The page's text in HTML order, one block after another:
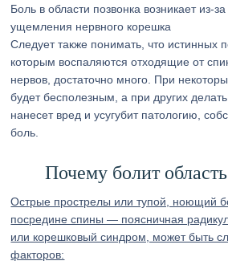
Боль в области позвонка возникает из-
ущемления нервного корешка
Следует также понимать, что истинных
которым воспаляются отходящие от
нервов, достаточно много. При
будет бесполезным, а при других
нанесет вред и усугубит патологию,
боль.
Почему болит
Острые прострелы или тупой, ноющий
посредине спины — поясничная
или корешковый синдром, может быть
факторов: